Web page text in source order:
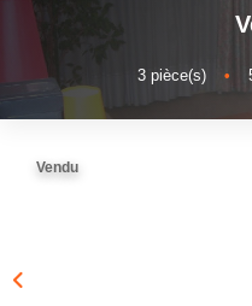
3 pièce(s) •
Vendu